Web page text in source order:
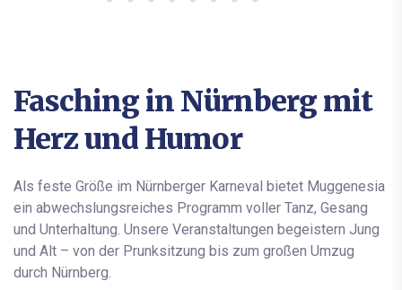
Fasching in Nürnberg mit
Herz und Humor
Als feste Größe im Nürnberger Karneval bietet Muggenesia
ein abwechslungsreiches Programm voller Tanz, Gesang
und Unterhaltung. Unsere Veranstaltungen begeistern Jung
und Alt – von der Prunksitzung bis zum großen Umzug
durch Nürnberg.